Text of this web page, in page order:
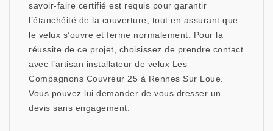
savoir-faire certifié est requis pour garantir
l’étanchéité de la couverture, tout en assurant que
le velux s’ouvre et ferme normalement. Pour la
réussite de ce projet, choisissez de prendre contact
avec l’artisan installateur de velux Les
Compagnons Couvreur 25 à Rennes Sur Loue.
Vous pouvez lui demander de vous dresser un
devis sans engagement.